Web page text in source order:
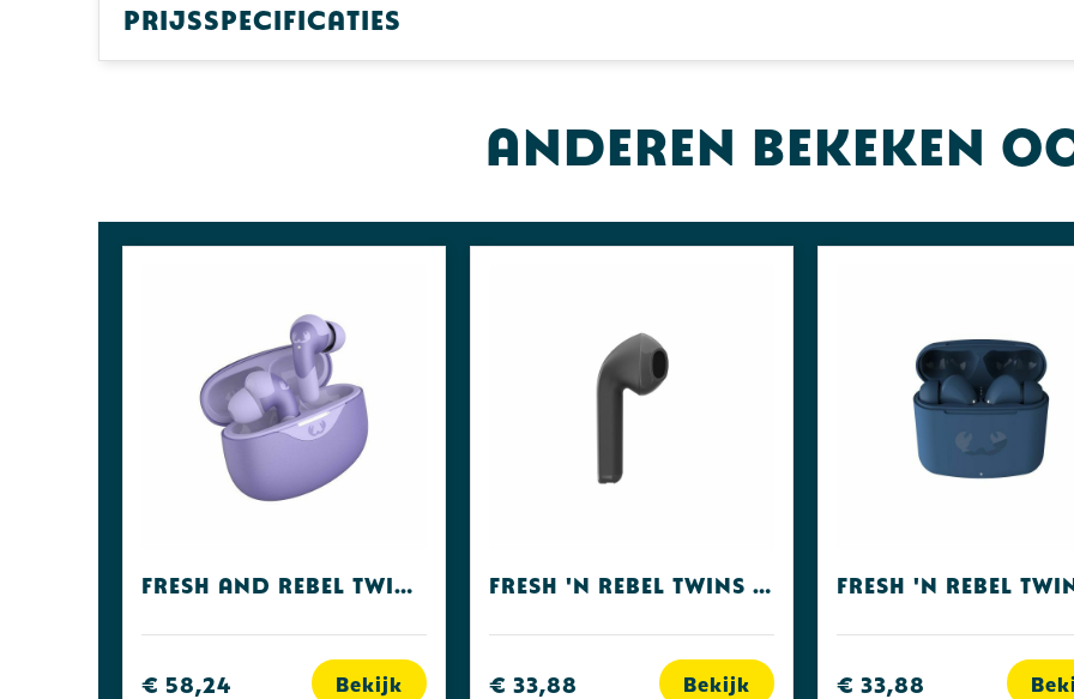
Prijsspecificaties
Anderen bekeken
Fresh and Rebel Twins ACE
€ 58,24 Bekijk
Fresh 'n Rebel Twins Core Storm Grey
€ 33,88 Bekijk € 33,88